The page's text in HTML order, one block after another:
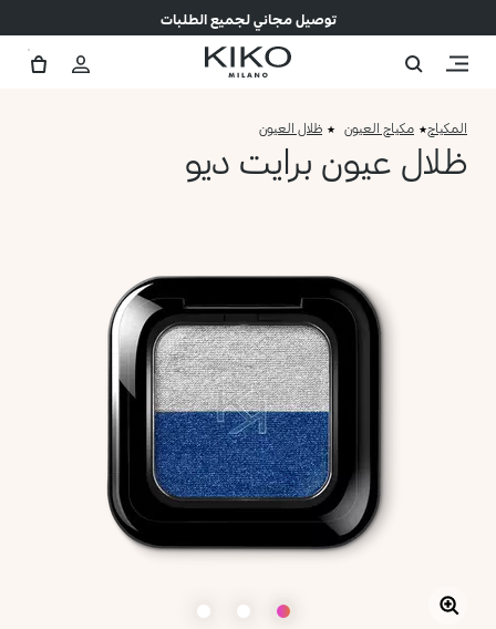
توصيل مجاني لجميع الطلبات
المكياج مكياج العيون ظلال العيون
ظلال عيون برايت ديو